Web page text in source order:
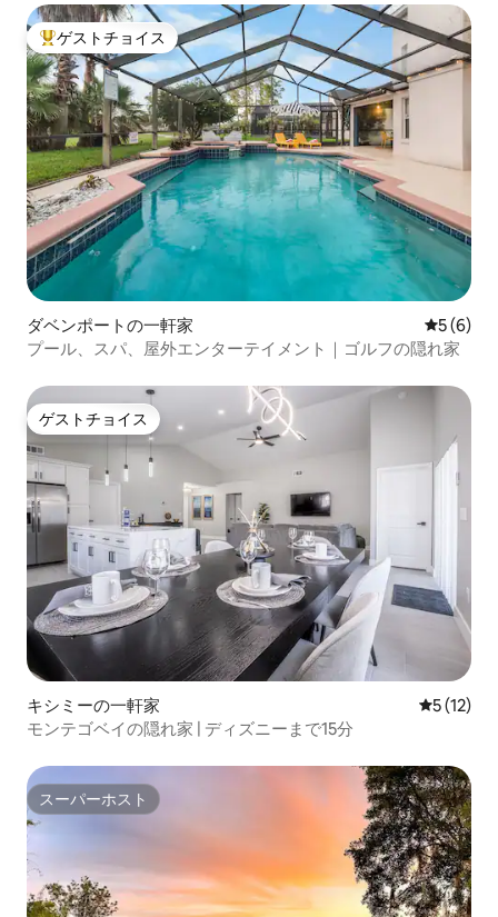
大好評のゲストチョイスです。
ゲストチョイス
ダベンポートの一軒家 レビュー
5 (6)
プール、スパ、屋外エンターテイメント｜ゴルフの隠れ家
ゲストチョイス
ゲストチョイス
キシミーの一軒家 レビュー
5 (12)
モンテゴベイの隠れ家 | ディズニーまで15分
スーパーホスト
スーパーホスト